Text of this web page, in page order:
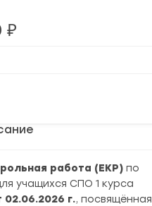
работа (ЕКР) по
учащихся СПО 1 курса
02.06.2026 г., посвящённая
₽